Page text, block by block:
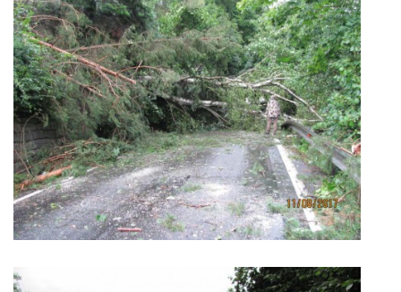
VÝJEZDOVÁ JEDNOTKA
KROUŽEK MLADÝCH HASIČŮ
OHLÁŠENÍ PÁLENÍ
KONTAKT
PROJEKT DOPRAVNÍ AUTOMOBIL